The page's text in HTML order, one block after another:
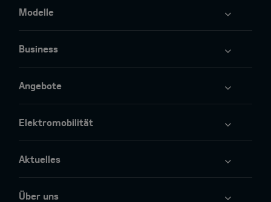
Modelle
Business
Angebote
Elektromobilität
Aktuelles
Über uns